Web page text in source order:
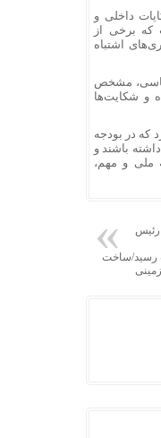
داخلی و
که برخی از
اشتباه
مشخص
و شکایت‌ها
که در بودجه
باشند و
ملی و مهم،
رئیس
رسید/ساخت